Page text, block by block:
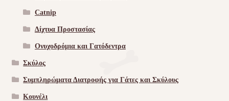
Catnip
Δίχτυα Προστασίας
Ονυχοδρόμια και Γατόδεντρα
Σκύλος
Συμπληρώματα Διατροφής για Γάτες και Σκύλους
Κουνέλι